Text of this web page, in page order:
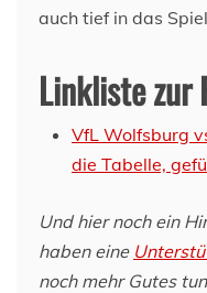
auch tief in das
Linkliste zur
VfL Wolfsburg
die Tabelle,
Und hier noch ein
haben eine
noch mehr Gutes